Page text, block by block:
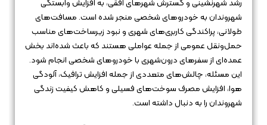
رشد شهرنشینی و گسترش شهرهای افقی، به افزایش وابستگی
شهروندان به خودروهای شخصی منجر شده است. مسافت‌های
طولانی، پراکندگی کاربری‌های شهری و نبود زیرساخت‌های مناسب
حمل‌ونقل عمومی از جمله عواملی هستند که باعث شده‌اند بخش
عمده‌ای از سفرهای درون‌شهری با خودروهای شخصی انجام شود.
این مسئله، چالش‌های متعددی از جمله افزایش ترافیک، آلودگی
هوا، افزایش مصرف سوخت‌های فسیلی و کاهش کیفیت زندگی
شهروندان را به دنبال داشته است.